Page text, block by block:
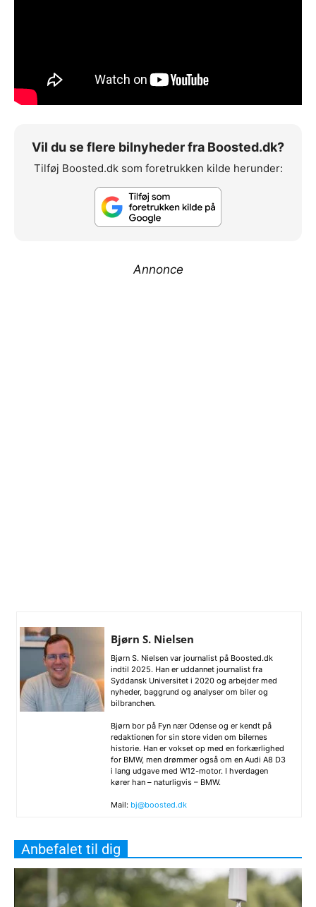
Vil du se flere bilnyheder fra Boosted.dk?
Tilføj Boosted.dk som foretrukken kilde herunder:
Annonce
Bjørn S. Nielsen
Bjørn S. Nielsen var journalist på Boosted.dk
indtil 2025. Han er uddannet journalist fra
Syddansk Universitet i 2020 og arbejder med
nyheder, baggrund og analyser om biler og
bilbranchen.
Bjørn bor på Fyn nær Odense og er kendt på
redaktionen for sin store viden om bilernes
historie. Han er vokset op med en forkærlighed
for BMW, men drømmer også om en Audi A8 D3
i lang udgave med W12-motor. I hverdagen
kører han – naturligvis – BMW.
Mail: bj@boosted.dk